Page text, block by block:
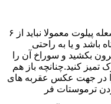
رنگ شعله پیلوت باید آبی باشد و طول شعله پیلوت معمولا نباید از ۶
باشد و یا به راحتی
بکشید و سوراخ آن را
تمیز کنید.چنانچه باز هم
را در جهت عکس عقربه های
ترموستات فر